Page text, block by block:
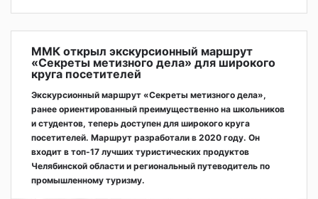
ММК открыл экскурсионный маршрут
«Секреты метизного дела» для широкого
круга посетителей
Экскурсионный маршрут «Секреты метизного дела»,
ранее ориентированный преимущественно на школьников
и студентов, теперь доступен для широкого круга
посетителей. Маршрут разработали в 2020 году. Он
входит в топ-17 лучших туристических продуктов
Челябинской области и региональный путеводитель по
промышленному туризму.